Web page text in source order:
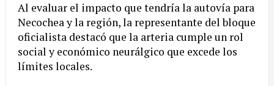
Al evaluar el impacto que tendría la autovía para
Necochea y la región, la representante del bloque
oficialista destacó que la arteria cumple un rol
social y económico neurálgico que excede los
límites locales.